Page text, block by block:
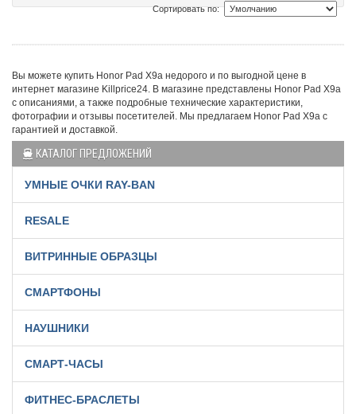
Сортировать по:
Вы можете купить Honor Pad X9a недорого и по выгодной цене в
интернет магазине Killprice24. В магазине представлены Honor Pad X9a
с описаниями, а также подробные технические характеристики,
фотографии и отзывы посетителей. Мы предлагаем Honor Pad X9a с
гарантией и доставкой.
КАТАЛОГ ПРЕДЛОЖЕНИЙ
УМНЫЕ ОЧКИ RAY-BAN
RESALE
ВИТРИННЫЕ ОБРАЗЦЫ
СМАРТФОНЫ
НАУШНИКИ
СМАРТ-ЧАСЫ
ФИТНЕС-БРАСЛЕТЫ